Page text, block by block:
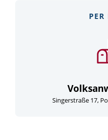
PER
Singerstraße 17,